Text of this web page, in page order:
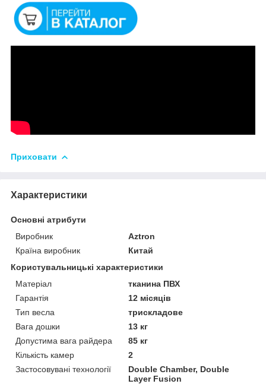
Приховати
Характеристики
Основні атрибути
Виробник
Aztron
Країна виробник
Китай
Користувальницькі характеристики
Матеріал
тканина ПВХ
Гарантія
12 місяців
Тип весла
трискладове
Вага дошки
13 кг
Допустима вага райдера
85 кг
Кількість камер
2
Застосовувані технології
Double Chamber, Double
Layer Fusion